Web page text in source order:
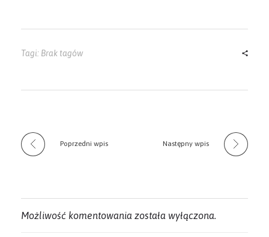
Tagi: Brak tagów
Poprzedni wpis Następny wpis
Możliwość komentowania została wyłączona.